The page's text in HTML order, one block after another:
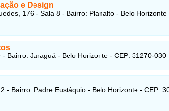
e Design
176 - Sala 8 - Bairro: Planalto - Belo Horizonte
Bairro: Jaraguá - Belo Horizonte - CEP: 31270-030
- Bairro: Padre Eustáquio - Belo Horizonte - CEP: